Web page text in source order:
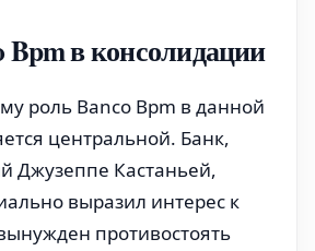
Bpm в консолидации
роль Banco Bpm в данной
центральной. Банк,
Джузеппе Кастаньей,
выразил интерес к
противостоять